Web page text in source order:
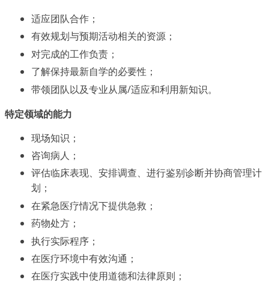
适应团队合作；
有效规划与预期活动相关的资源；
对完成的工作负责；
了解保持最新自学的必要性；
带领团队以及专业从属/适应和利用新知识。
特定领域的能力
现场知识；
咨询病人；
评估临床表现、安排调查、进行鉴别诊断并协商管理计
划；
在紧急医疗情况下提供急救；
药物处方；
执行实际程序；
在医疗环境中有效沟通；
在医疗实践中使用道德和法律原则；